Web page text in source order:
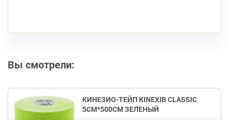
Вы смотрели:
КИНЕЗИО-ТЕЙП KINEXIB CLASSIC
5СМ*500СМ ЗЕЛЕНЫЙ